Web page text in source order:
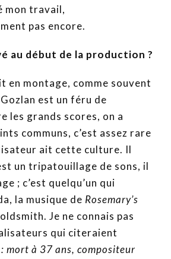
mon travail,
pas encore.
au début de la production ?
en montage, comme souvent
est un féru de
les grands scores, on a
communs, c’est assez rare
ait cette culture. Il
un tripatouillage de sons, il
; c’est quelqu’un qui
la musique de Rosemary’s
Je ne connais pas
qui citeraient
: mort à 37 ans, compositeur